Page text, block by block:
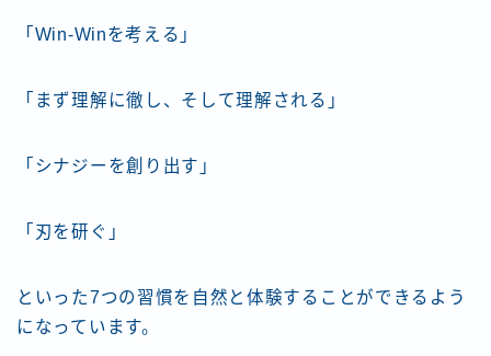
「Win-Winを考える」
「まず理解に徹し、そして理解される」
「シナジーを創り出す」
「刃を研ぐ」
といった7つの習慣を自然と体験することができるよう
になっています。